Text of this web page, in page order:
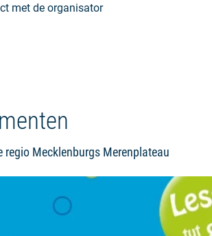
met de organisator
regio Mecklenburgs Merenplateau